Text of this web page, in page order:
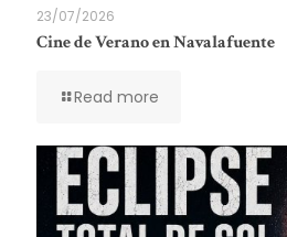
23/07/2026
Cine de Verano en Navalafuente
Read more